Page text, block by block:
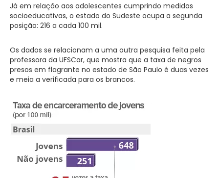
Já em relação aos adolescentes cumprindo medidas
socioeducativas, o estado do Sudeste ocupa a segunda
posição: 216 a cada 100 mil.
Os dados se relacionam a uma outra pesquisa feita pela
professora da UFSCar, que mostra que a taxa de negros
presos em flagrante no estado de São Paulo é duas vezes
e meia a verificada para os brancos.